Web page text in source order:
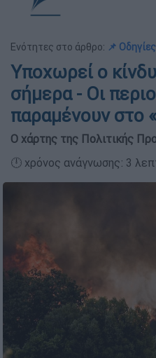
Ενότητες στο άρθρο: 📌
Υποχωρεί ο
σήμερα - Οι
παραμένουν στο
Ο χάρτης της Πολιτικής
🕛 χρόνος ανάγνωσης: 3